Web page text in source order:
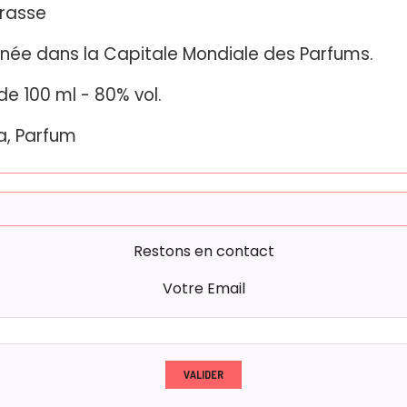
dans la Capitale Mondiale des Parfums.
100 ml - 80% vol.
Parfum
Restons en contact
Votre Email